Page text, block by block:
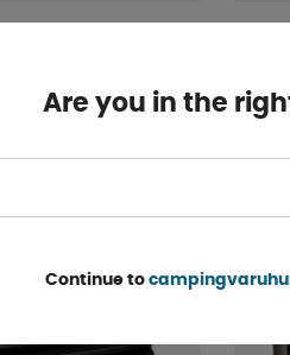
60/65 mm
Are you in the
Continue to